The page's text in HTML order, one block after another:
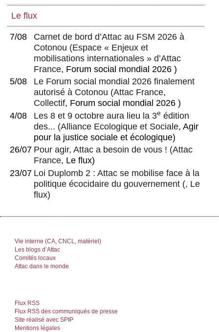
Le flux
7/08
Carnet de bord d’Attac au FSM 2026 à
Cotonou (Espace « Enjeux et
mobilisations internationales » d’Attac
France, Forum social mondial 2026 )
5/08
Le Forum social mondial 2026 finalement
autorisé à Cotonou (Attac France,
Collectif, Forum social mondial 2026 )
4/08
Les 8 et 9 octobre aura lieu la 3e édition
des... (Alliance Ecologique et Sociale, Agir
pour la justice sociale et écologique)
26/07 Pour agir, Attac a besoin de vous ! (Attac
France, Le flux)
23/07 Loi Duplomb 2 : Attac se mobilise face à la
politique écocidaire du gouvernement (, Le
flux)
Vie interne (CA, CNCL, matériel)
Les blogs d’Attac
Comités locaux
Attac dans le monde
Flux RSS
Flux RSS des communiqués de presse
Site réalisé avec SPIP
Mentions légales